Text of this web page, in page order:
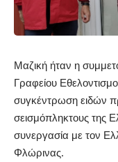
Μαζική ήταν η
Γραφείου
συγκέντρωση ειδών
σεισμόπληκτους της
συνεργασία με τον
Φλώρινας.